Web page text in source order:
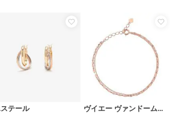
テール ヴイエー ヴァンドーム青山